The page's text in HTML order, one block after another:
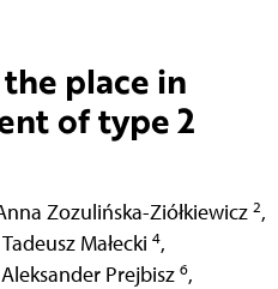
place in
of type 2
Zozulińska-Ziółkiewicz 2,
Małecki 4,
Aleksander Prejbisz 6,